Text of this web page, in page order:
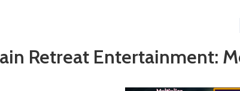
Retreat Entertainment: